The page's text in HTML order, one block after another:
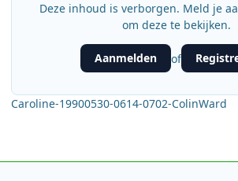
Deze inhoud is verborgen. Meld je
om deze te bekijken.
Aanmelden of
Caroline-19900530-0614-0702-ColinWard